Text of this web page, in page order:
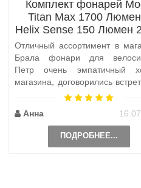
Комплект фонарей
Titan Max 1700
Helix Sense 150 Люмен
Anniversary Edition
Отличный ассортимент в
Брала фонари для
Петр очень эмпатичный
магазина, договорились
по пути, чтобы передать ..
Анна
ПОДРОБНЕЕ...